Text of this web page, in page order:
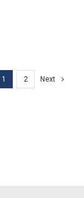
1 2 Next